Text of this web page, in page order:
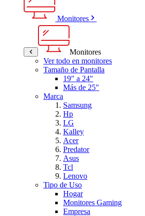
Monitores
Monitores
Ver todo en monitores
Tamaño de Pantalla
19" a 24"
Más de 25"
Marca
Samsung
Hp
LG
Kalley
Acer
Predator
Asus
Tcl
Lenovo
Tipo de Uso
Hogar
Monitores Gaming
Empresa